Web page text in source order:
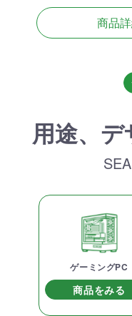
商品
用途、
ゲーミングPC
商品をみる